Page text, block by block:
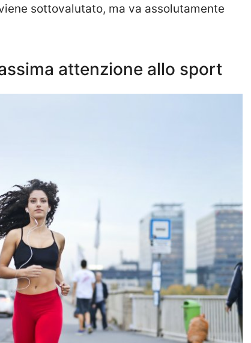
sottovalutato, ma va assolutamente
attenzione allo sport